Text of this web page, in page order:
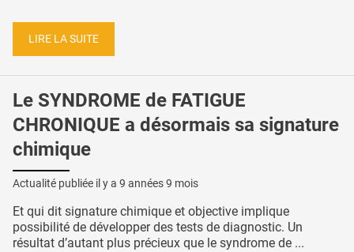
LIRE LA SUITE
Le SYNDROME de FATIGUE
CHRONIQUE a désormais sa signature
chimique
Actualité publiée il y a 9 années 9 mois
Et qui dit signature chimique et objective implique
possibilité de développer des tests de diagnostic. Un
résultat d’autant plus précieux que le syndrome de ...